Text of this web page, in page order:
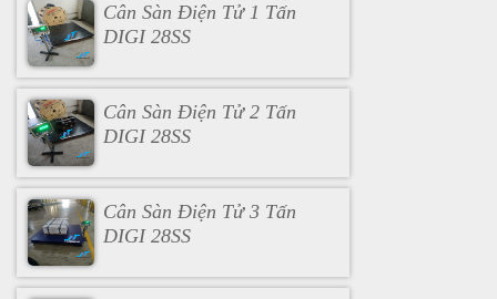
Cân Sàn Điện Tử 1 Tấn
DIGI 28SS
Cân Sàn Điện Tử 2 Tấn
DIGI 28SS
Cân Sàn Điện Tử 3 Tấn
DIGI 28SS